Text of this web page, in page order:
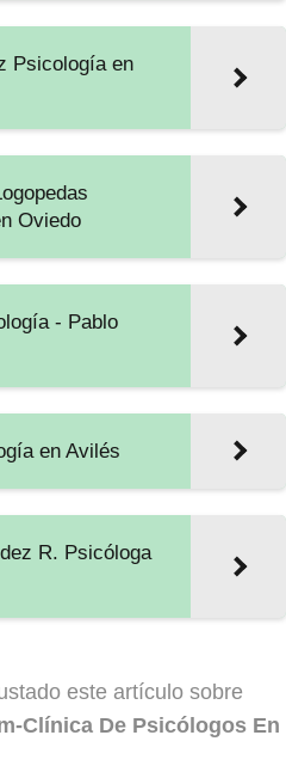
Psicología en
Oviedo
- Pablo
en Avilés
R. Psicóloga
este artículo sobre
Clínica De Psicólogos En